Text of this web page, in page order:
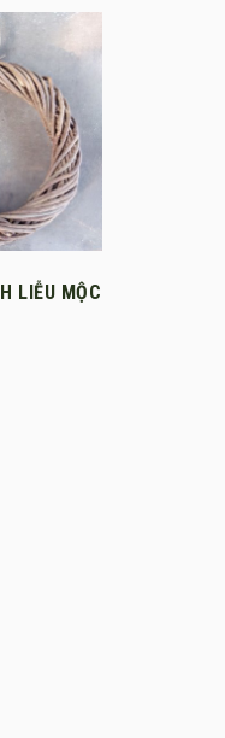
LIỄU MỘC